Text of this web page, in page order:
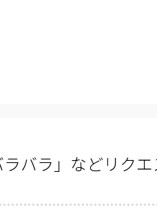
バラ」などリク